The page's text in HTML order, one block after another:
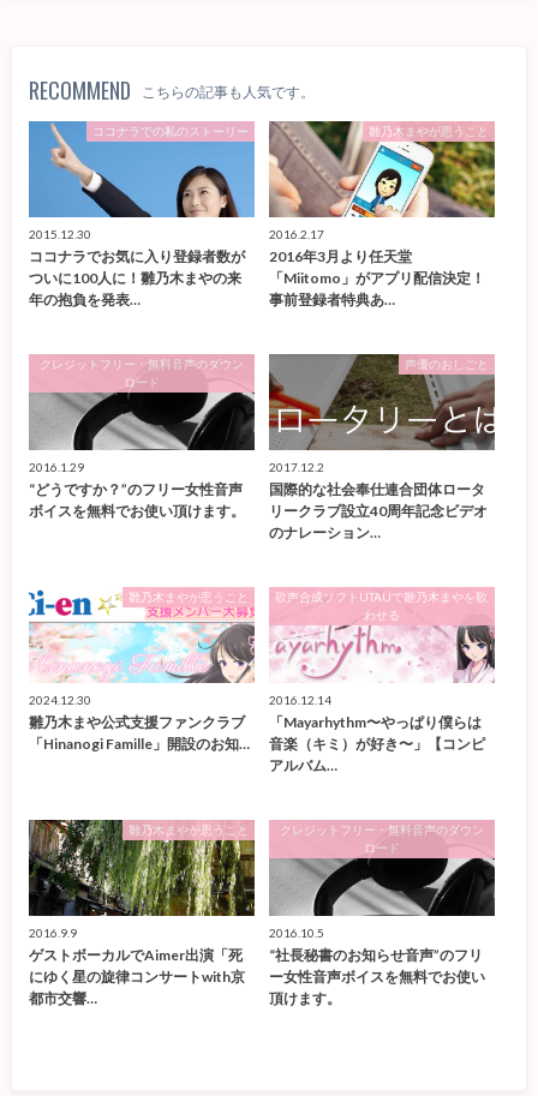
RECOMMEND こちらの記事も人気です。
ココナラでの私のストーリー
2015.12.30
ココナラでお気に入り登録者数が
ついに100人に！雛乃木まやの来
年の抱負を発表…
雛乃木まやが思うこと
2016.2.17
2016年3月より任天堂
「Miitomo」がアプリ配信決定！
事前登録者特典あ…
クレジットフリー・無料音声のダウン
ロード
2016.1.29
“どうですか？”のフリー女性音声
ボイスを無料でお使い頂けます。
声優のおしごと
2017.12.2
国際的な社会奉仕連合団体ロータ
リークラブ設立40周年記念ビデオ
のナレーション…
雛乃木まやが思うこと
2024.12.30
雛乃木まや公式支援ファンクラブ
「Hinanogi Famille」開設のお知…
歌声合成ソフトUTAUで雛乃木まやを歌
わせる
2016.12.14
「Mayarhythm〜やっぱり僕らは
音楽（キミ）が好き〜」【コンピ
アルバム…
雛乃木まやが思うこと
2016.9.9
ゲストボーカルでAimer出演「死
にゆく星の旋律コンサートwith京
都市交響…
クレジットフリー・無料音声のダウン
ロード
2016.10.5
“社長秘書のお知らせ音声”のフリ
ー女性音声ボイスを無料でお使い
頂けます。